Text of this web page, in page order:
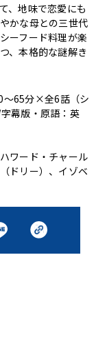
、地味で恋愛にも
かな母との三世代
ーフード料理が楽
、本格的な謎解き
〜65分×全6話（シ
幕版・原語：英
ワード・チャール
ドリー）、イゾベ